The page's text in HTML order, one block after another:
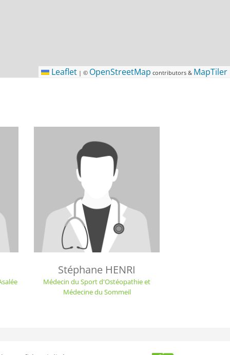
Leaflet | © OpenStreetMap contributors & MapTiler
Stéphane HENRI
Médecin du Sport d'Ostéopathie et
Médecine du Sommeil